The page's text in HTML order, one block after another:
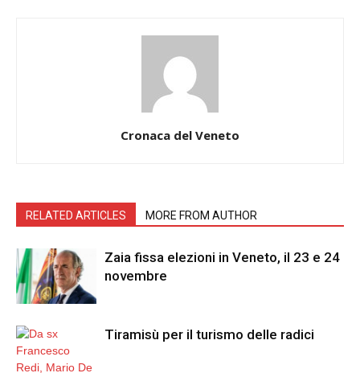
Cronaca del Veneto
RELATED ARTICLES MORE FROM AUTHOR
Zaia fissa elezioni in Veneto, il 23 e 24
novembre
Tiramisù per il turismo delle radici